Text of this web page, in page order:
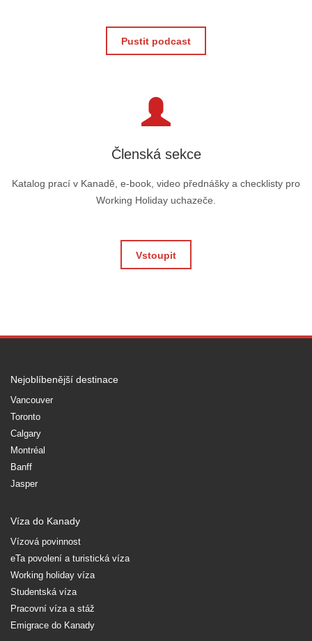
Pustit podcast
Členská sekce
Katalog prací v Kanadě, e-book, video přednášky a checklisty pro
Working Holiday uchazeče.
Vstoupit
Nejoblíbenější destinace
Vancouver
Toronto
Calgary
Montréal
Banff
Jasper
Víza do Kanady
Vízová povinnost
eTa povolení a turistická víza
Working holiday víza
Studentská víza
Pracovní víza a stáž
Emigrace do Kanady